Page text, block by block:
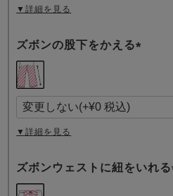
▼詳細を見る
ズボンの股下をかえる
須
)
▼詳細を見る
ズボンウェストに紐をいれる